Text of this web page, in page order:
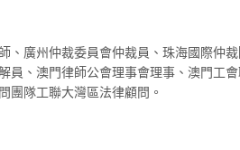
、廣州仲裁委員會仲裁員、珠海國際仲
員、澳門律師公會理事會理事、澳門工
團隊工聯大灣區法律顧問。